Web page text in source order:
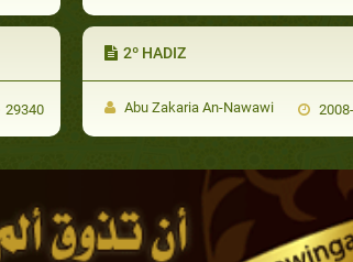
29340
2º HADIZ
Abu Zakaria An-Nawawi